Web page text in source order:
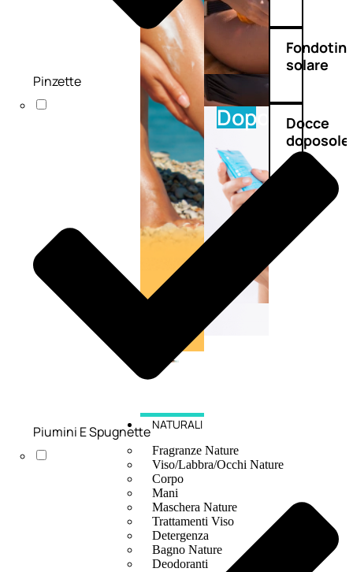
Doposole
solare
Docce
doposole
NATURALI
Fragranze Nature
Viso/Labbra/Occhi Nature
Corpo
Mani
Maschera Nature
Trattamenti Viso
Detergenza
Bagno Nature
Deodoranti
Pinzette
Piumini E Spugnette